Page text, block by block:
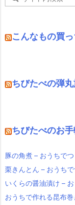
こんなもの買
ちびたべの弾
ちびたべのお
豚の角煮 – おうちで
栗きんとん – おうち
いくらの醤油漬け –
おうちで作れる昆布